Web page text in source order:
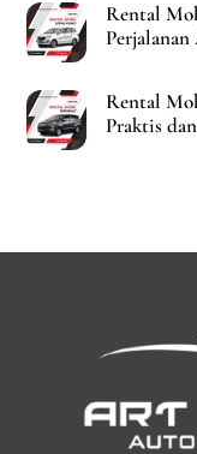
Rental
Rental
Praktis